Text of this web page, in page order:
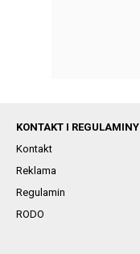
KONTAKT I REGULAMINY
Kontakt
Reklama
Regulamin
RODO